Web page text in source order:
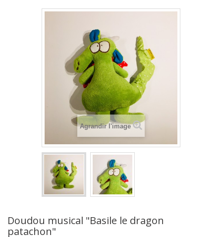
Agrandir l'image
Doudou musical "Basile le dragon
patachon"